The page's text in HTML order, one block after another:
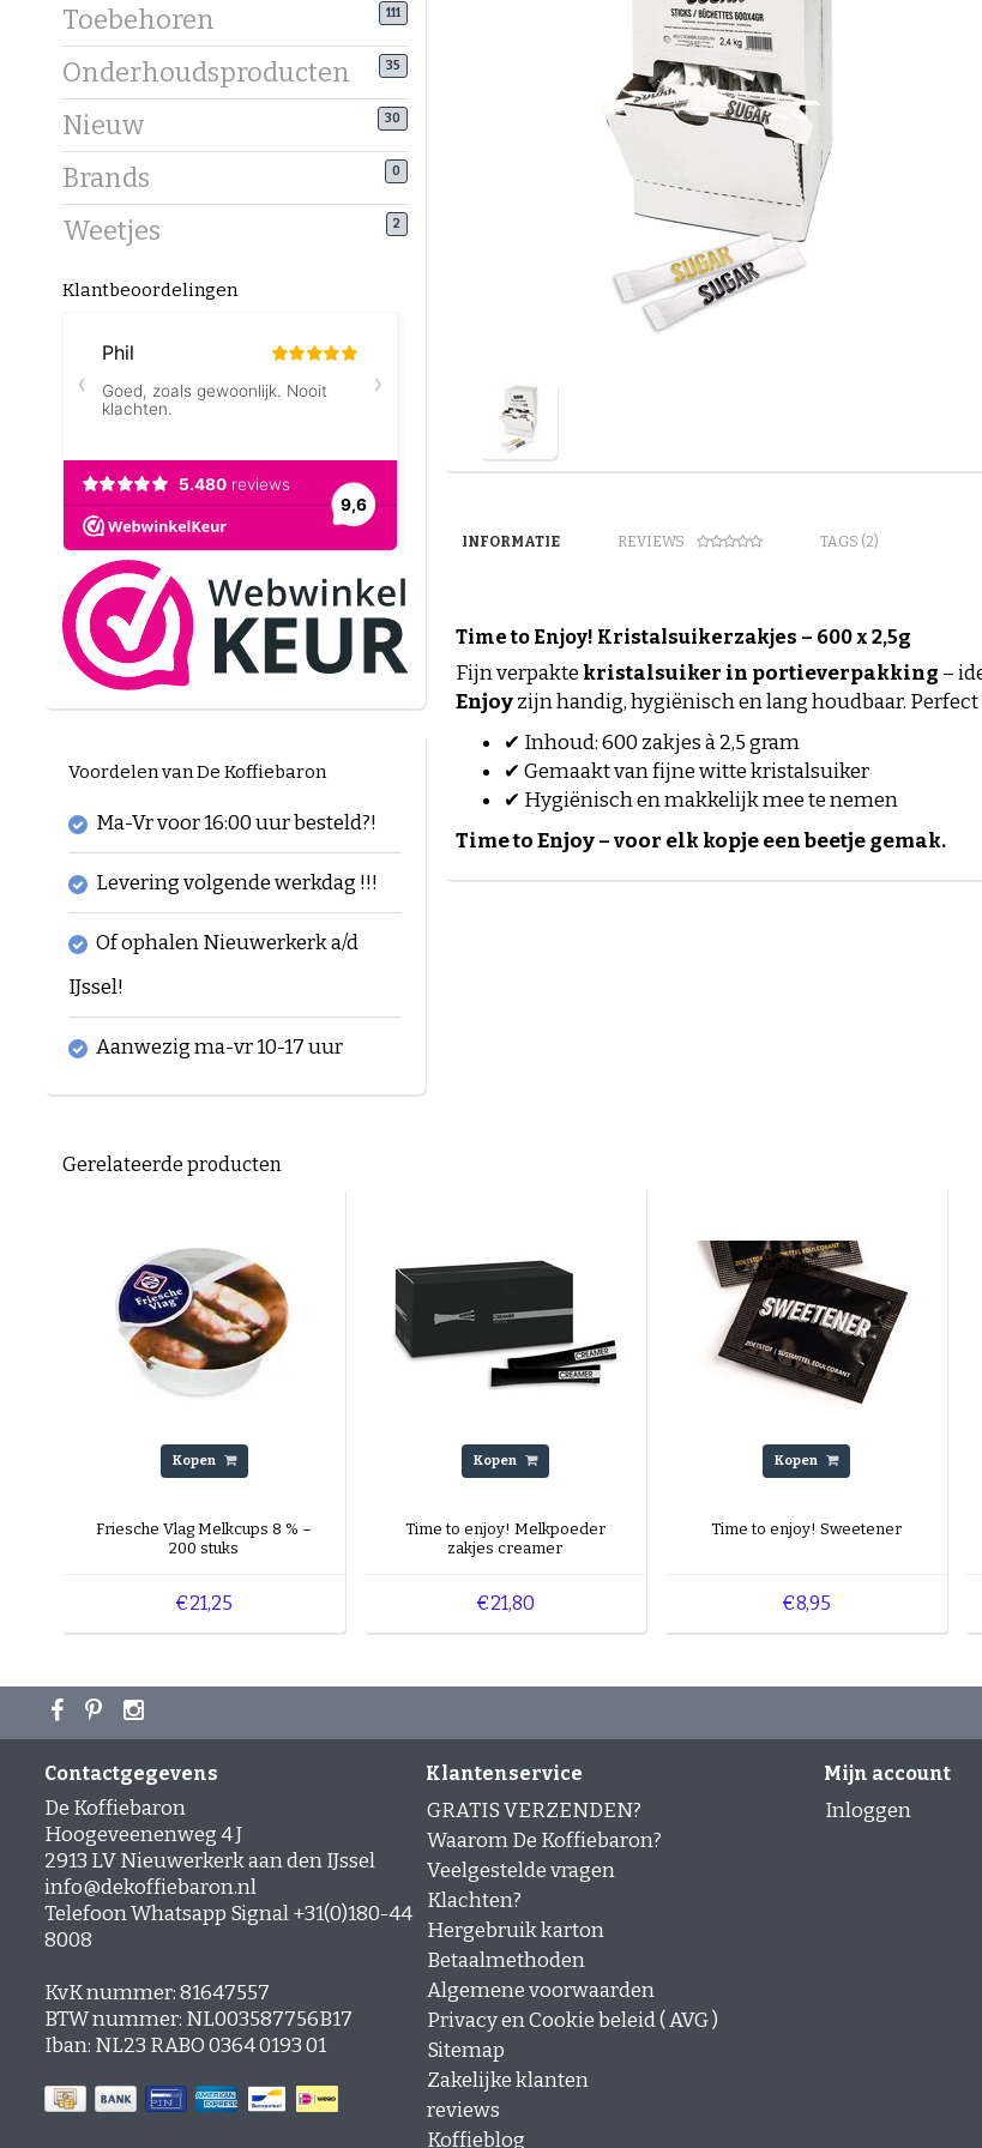
Toebehoren 111
Onderhoudsproducten 35
Nieuw 30
Brands 0
Weetjes 2
Klantbeoordelingen
Voordelen van De Koffiebaron
Ma-Vr voor 16:00 uur besteld?!
Levering volgende werkdag !!!
Of ophalen Nieuwerkerk a/d
IJssel!
Aanwezig ma-vr 10-17 uur
INFORMATIE REVIEWS TAGS (2)
Time to Enjoy! Kristalsuikerzakjes – 600 x 2,5g
Fijn verpakte kristalsuiker in portieverpakking –
Enjoyzijn handig, hygiënisch en lang houdbaar.
✔ Inhoud: 600 zakjes à 2,5 gram
✔ Gemaakt van fijne witte kristalsuiker
✔ Hygiënisch en makkelijk mee te nemen
Time to Enjoy – voor elk kopje een beetje gemak.
Gerelateerde producten
Kopen
Friesche Vlag Melkcups 8 % –
200 stuks
€21,25
Kopen
Time to enjoy! Melkpoeder
zakjes creamer
€21,80
Kopen
Time to enjoy! Sweetener
€8,95
Contactgegevens
De Koffiebaron
Hoogeveenenweg 4 J
2913 LV Nieuwerkerk aan den IJssel
info@dekoffiebaron.nl
Telefoon Whatsapp Signal +31(0)180-44
8008
KvK nummer: 81647557
BTW nummer: NL003587756B17
Iban: NL23 RABO 0364 0193 01
Klantenservice
GRATIS VERZENDEN?
Waarom De Koffiebaron?
Veelgestelde vragen
Klachten?
Hergebruik karton
Betaalmethoden
Algemene voorwaarden
Privacy en Cookie beleid ( AVG )
Sitemap
Zakelijke klanten
reviews
Koffieblog
Mijn account
Inloggen